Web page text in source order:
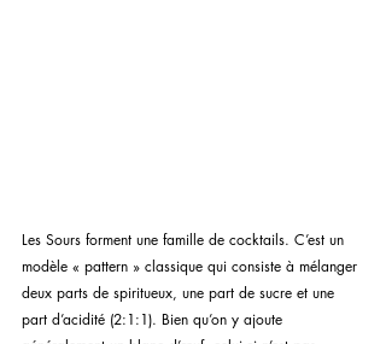
Les Sours forment une famille de cocktails. C’est un
modèle « pattern » classique qui consiste à mélanger
deux parts de spiritueux, une part de sucre et une
part d’acidité (2:1:1). Bien qu’on y ajoute